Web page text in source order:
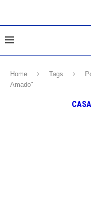
Home Tags
Amado"